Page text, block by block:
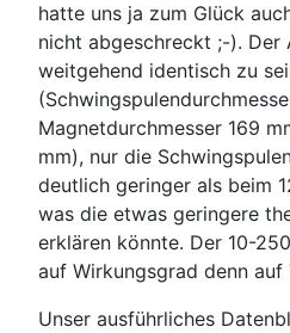
hatte uns ja zum Glück
nicht abgeschreckt ;-). Der
weitgehend identisch zu
Magnetdurchmesser 169
mm), nur die
deutlich geringer als beim
was die etwas geringere
erklären könnte. Der 10-
auf Wirkungsgrad denn
Unser ausführliches